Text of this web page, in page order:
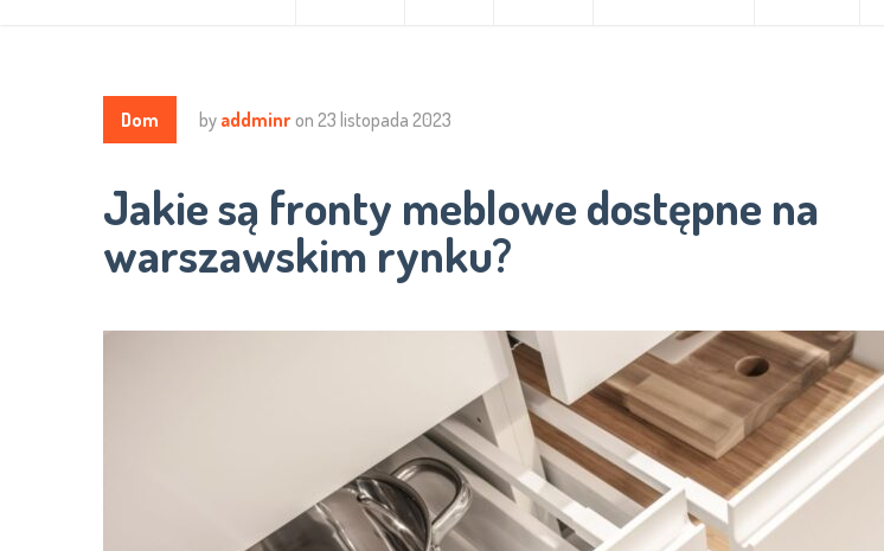
Dom by addminr on 23 listopada 2023
Jakie są fronty meblowe dostępne na
warszawskim rynku?